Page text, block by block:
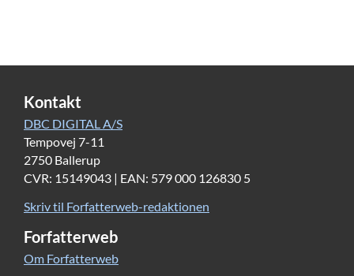
Kontakt
DBC DIGITAL A/S
Tempovej 7-11
2750 Ballerup
CVR: 15149043 | EAN: 579 000 126830 5
Skriv til Forfatterweb-redaktionen
Forfatterweb
Om Forfatterweb